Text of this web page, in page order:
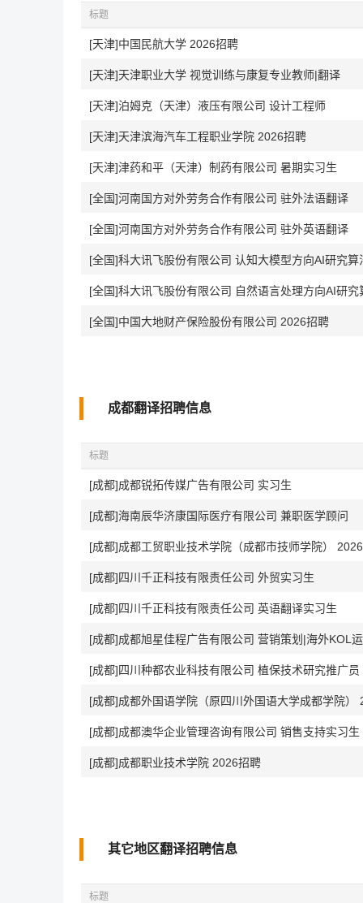
标题
[天津]中国民航大学 2026招聘
[天津]天津职业大学 视觉训练与康复专业教师|翻译
[天津]泊姆克（天津）液压有限公司 设计工程师
[天津]天津滨海汽车工程职业学院 2026招聘
[天津]津药和平（天津）制药有限公司 暑期实习生
[全国]河南国方对外劳务合作有限公司 驻外法语翻译
[全国]河南国方对外劳务合作有限公司 驻外英语翻译
[全国]科大讯飞股份有限公司 认知大模型方向AI研究算
[全国]科大讯飞股份有限公司 自然语言处理方向AI研究
[全国]中国大地财产保险股份有限公司 2026招聘
成都翻译招聘信息
标题
[成都]成都锐拓传媒广告有限公司 实习生
[成都]海南辰华济康国际医疗有限公司 兼职医学顾问
[成都]四川千正科技有限责任公司 外贸实习生
[成都]四川千正科技有限责任公司 英语翻译实习生
[成都]成都旭星佳程广告有限公司 营销策划|海外KOL
[成都]四川种都农业科技有限公司 植保技术研究推广员
[成都]成都外国语学院（原四川外国语大学成都学院）
[成都]成都澳华企业管理咨询有限公司 销售支持实习生
[成都]成都职业技术学院 2026招聘
其它地区翻译招聘信息
标题